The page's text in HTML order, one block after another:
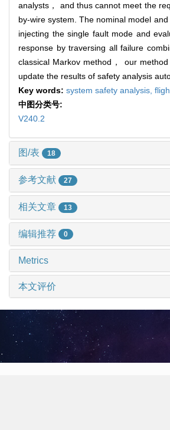
analysts， and thus cannot meet the
by-wire system. The nominal model
injecting the single fault mode and
response by traversing all failure
classical Markov method， our
update the results of safety analysis
Key words: system safety analysis,
中图分类号:
V240.2
图/表 18
参考文献 27
相关文章 13
编辑推荐 0
Metrics
本文评价